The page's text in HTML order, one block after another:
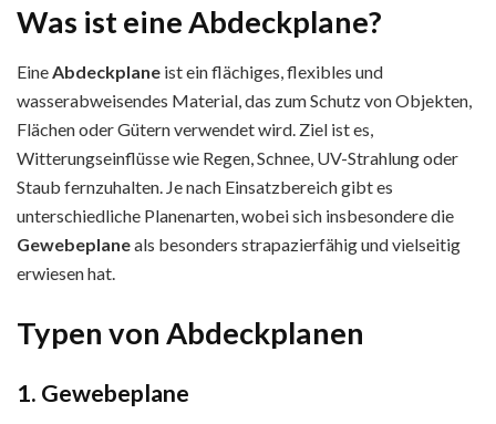
Was ist eine Abdeckplane?
EineAbdeckplane ist ein flächiges, flexibles und
wasserabweisendes Material, das zum Schutz von Objekten,
Flächen oder Gütern verwendet wird. Ziel ist es,
Witterungseinflüsse wie Regen, Schnee, UV-Strahlung oder
Staub fernzuhalten. Je nach Einsatzbereich gibt es
unterschiedliche Planenarten, wobei sich insbesondere die
Gewebeplaneals besonders strapazierfähig und vielseitig
erwiesen hat.
Typen von Abdeckplanen
1. Gewebeplane